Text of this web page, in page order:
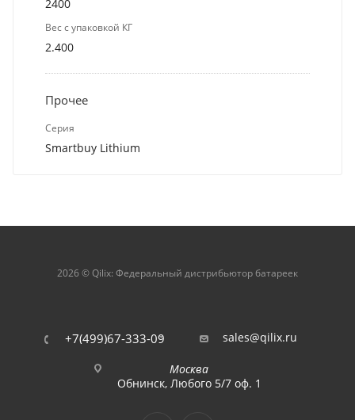
2400
Вес с упаковкой КГ
2.400
Прочее
Серия
Smartbuy Lithium
2026 © Qilix: Федеральный дистрибьютор батареек
+7(499)67-333-09 sales@qilix.ru
Москва
Обнинск, Любого 5/7 оф. 1